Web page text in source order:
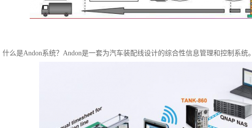
什么是Andon系统？Andon是一套为汽车装配线设计的综合性信息管理和控制系统。